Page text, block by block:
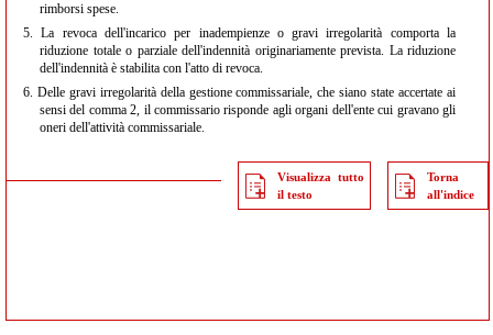
rimborsi spese.
5.La revoca dell'incarico per inadempienze o gravi irregolarità comporta la
riduzione totale o parziale dell'indennità originariamente prevista. La riduzione
dell'indennità è stabilita con l'atto di revoca.
6. Delle gravi irregolarità della gestione commissariale, che siano state accertate ai
sensi del comma 2, il commissario risponde agli organi dell'ente cui gravano gli
oneri dell'attività commissariale.
Visualizza tutto
il testo
Torna
all'indice